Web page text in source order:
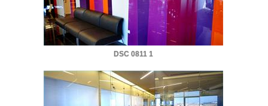
DSC 0811 1